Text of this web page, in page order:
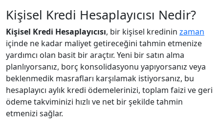
Kişisel Kredi Hesaplayıcısı Nedir?
Kişisel Kredi Hesaplayıcısı, bir kişisel kredinin zaman
içinde ne kadar maliyet getireceğini tahmin etmenize
yardımcı olan basit bir araçtır. Yeni bir satın alma
planlıyorsanız, borç konsolidasyonu yapıyorsanız veya
beklenmedik masrafları karşılamak istiyorsanız, bu
hesaplayıcı aylık kredi ödemelerinizi, toplam faizi ve geri
ödeme takviminizi hızlı ve net bir şekilde tahmin
etmenizi sağlar.